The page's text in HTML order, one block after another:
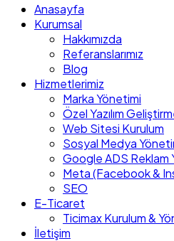
contentAnasayfa
Kurumsal
Hakkımızda
Referanslarımız
Blog
Hizmetlerimiz
Marka Yönetimi
Özel Yazılım
Web Sitesi Kurulum
Sosyal Medya
Google ADS Reklam
Meta (Facebook &
SEO
E-Ticaret
Ticimax Kurulum &
İletişim